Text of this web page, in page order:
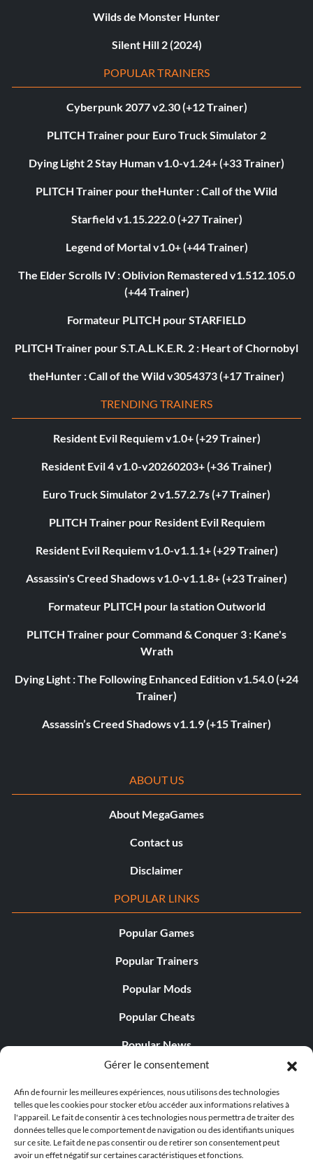
Gérer le consentement
Afin de fournir les meilleures expériences, nous utilisons des technologies
telles que les cookies pour stocker et/ou accéder aux informations relatives à
l'appareil. Le fait de consentir à ces technologies nous permettra de traiter des
données telles que le comportement de navigation ou des identifiants uniques
sur ce site. Le fait de ne pas consentir ou de retirer son consentement peut
avoir un effet négatif sur certaines caractéristiques et fonctions.
Wilds de Monster Hunter
Silent Hill 2 (2024)
POPULAR TRAINERS
Cyberpunk 2077 v2.30 (+12 Trainer)
PLITCH Trainer pour Euro Truck Simulator 2
Dying Light 2 Stay Human v1.0-v1.24+ (+33 Trainer)
PLITCH Trainer pour theHunter : Call of the Wild
Starfield v1.15.222.0 (+27 Trainer)
Legend of Mortal v1.0+ (+44 Trainer)
The Elder Scrolls IV : Oblivion Remastered v1.512.105.0
(+44 Trainer)
Formateur PLITCH pour STARFIELD
PLITCH Trainer pour S.T.A.L.K.E.R. 2 : Heart of Chornobyl
theHunter : Call of the Wild v3054373 (+17 Trainer)
TRENDING TRAINERS
Resident Evil Requiem v1.0+ (+29 Trainer)
Resident Evil 4 v1.0-v20260203+ (+36 Trainer)
Euro Truck Simulator 2 v1.57.2.7s (+7 Trainer)
PLITCH Trainer pour Resident Evil Requiem
Resident Evil Requiem v1.0-v1.1.1+ (+29 Trainer)
Assassin's Creed Shadows v1.0-v1.1.8+ (+23 Trainer)
Formateur PLITCH pour la station Outworld
PLITCH Trainer pour Command & Conquer 3 : Kane's
Wrath
Dying Light : The Following Enhanced Edition v1.54.0 (+24
Trainer)
Assassin’s Creed Shadows v1.1.9 (+15 Trainer)
ABOUT US
About MegaGames
Contact us
Disclaimer
POPULAR LINKS
Popular Games
Popular Trainers
Popular Mods
Popular Cheats
Popular News
Popular Editorials
Popular Free Games
LATEST UPDATES